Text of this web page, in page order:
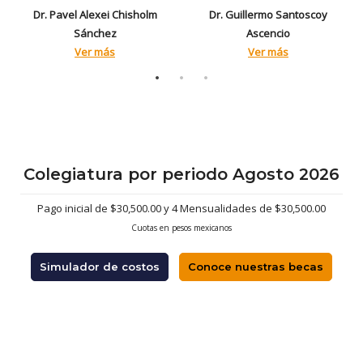
Dr. Pavel Alexei Chisholm
Sánchez
Ver más
Dr. Guillermo Santoscoy
Ascencio
Ver más
Colegiatura por periodo Agosto 2026
Pago inicial de $30,500.00 y 4 Mensualidades de $30,500.00
Cuotas en pesos mexicanos
Simulador de costos Conoce nuestras becas